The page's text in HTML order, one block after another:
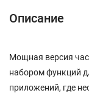
Описание
Мощная версия
набором функций
приложений, где